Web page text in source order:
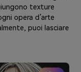
texture
opera d’arte
puoi lasciare